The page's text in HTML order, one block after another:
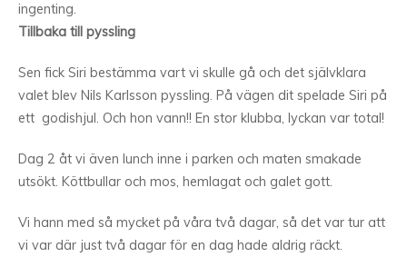
ingenting.
Tillbaka till pyssling
Sen fick Siri bestämma vart vi skulle gå och det självklara
valet blev Nils Karlsson pyssling. På vägen dit spelade Siri på
ett godishjul. Och hon vann!! En stor klubba, lyckan var total!
Dag 2 åt vi även lunch inne i parken och maten smakade
utsökt. Köttbullar och mos, hemlagat och galet gott.
Vi hann med så mycket på våra två dagar, så det var tur att
vi var där just två dagar för en dag hade aldrig räckt.